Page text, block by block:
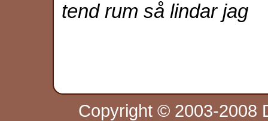
tend rum så lindar jag
Copyright © 2003-2008